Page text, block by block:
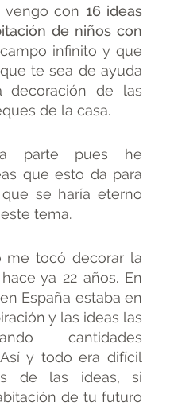
vengo con 16 ideas
de niños con
infinito y que
te sea de ayuda
decoración de las
de la casa.
parte pues he
que esto da para
se haría eterno
tema.
me tocó decorar la
ya 22 años. En
España estaba en
y las ideas las
cantidades
y todo era difícil
de las ideas, si
de tu futuro